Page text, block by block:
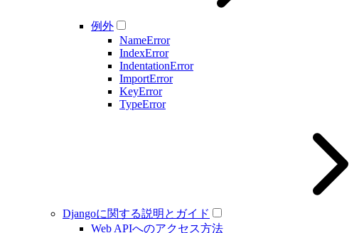
例外
NameError
IndexError
IndentationError
ImportError
KeyError
TypeError
Djangoに関する説明とガイド
Web APIへのアクセス方法